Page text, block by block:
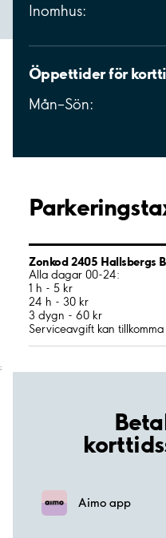
Inomhus:
Öppettider för
Mån–Sön:
Zonkod 2405 Hallsbergs
Alla dagar 00-24:
1 h - 5 kr
24 h - 30 kr
3 dygn - 60 kr
Serviceavgift kan tillkomma
;
Aimo app